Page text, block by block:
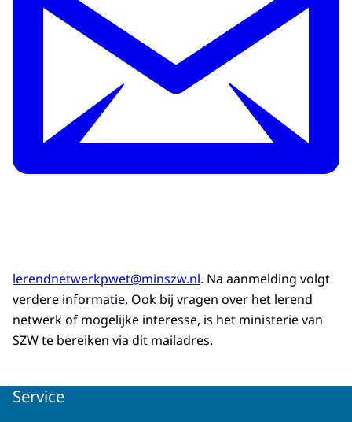
lerendnetwerkpwet@minszw.nl. Na aanmelding volgt
verdere informatie. Ook bij vragen over het lerend
netwerk of mogelijke interesse, is het ministerie van
SZW te bereiken via dit mailadres.
Service